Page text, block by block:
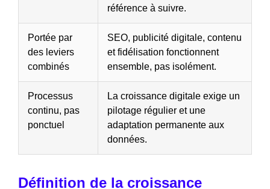
référence à suivre.
Portée par
des leviers
combinés
SEO, publicité digitale, contenu
et fidélisation fonctionnent
ensemble, pas isolément.
Processus
continu, pas
ponctuel
La croissance digitale exige un
pilotage régulier et une
adaptation permanente aux
données.
Définition de la croissance